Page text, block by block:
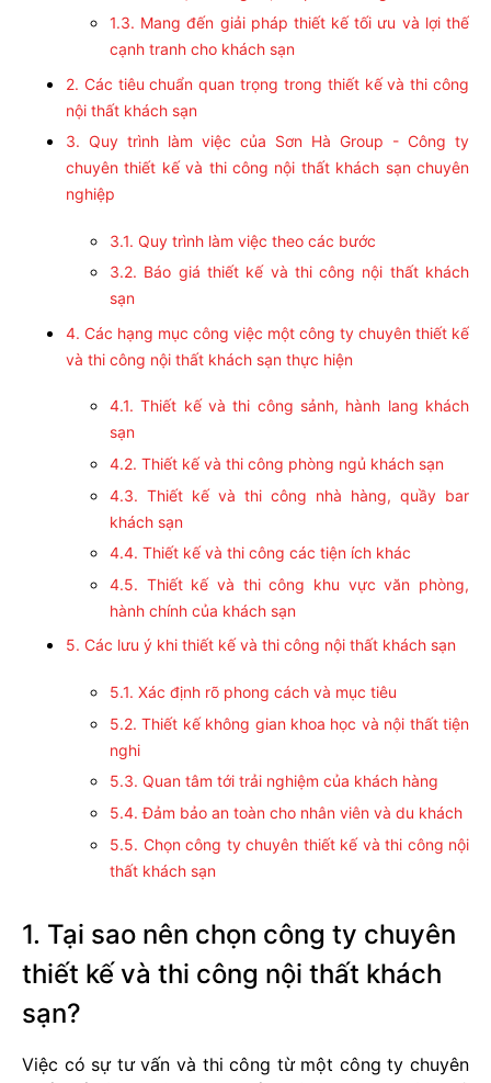
1.3. Mang đến giải pháp thiết kế tối ưu và lợi thế
cạnh tranh cho khách sạn
2. Các tiêu chuẩn quan trọng trong thiết kế và thi công
nội thất khách sạn
3. Quy trình làm việc của Sơn Hà Group - Công ty
chuyên thiết kế và thi công nội thất khách sạn chuyên
nghiệp
3.1. Quy trình làm việc theo các bước
3.2. Báo giá thiết kế và thi công nội thất khách
sạn
4. Các hạng mục công việc một công ty chuyên thiết kế
và thi công nội thất khách sạn thực hiện
4.1. Thiết kế và thi công sảnh, hành lang khách
sạn
4.2. Thiết kế và thi công phòng ngủ khách sạn
4.3. Thiết kế và thi công nhà hàng, quầy bar
khách sạn
4.4. Thiết kế và thi công các tiện ích khác
4.5. Thiết kế và thi công khu vực văn phòng,
hành chính của khách sạn
5. Các lưu ý khi thiết kế và thi công nội thất khách sạn
5.1. Xác định rõ phong cách và mục tiêu
5.2. Thiết kế không gian khoa học và nội thất tiện
nghi
5.3. Quan tâm tới trải nghiệm của khách hàng
5.4. Đảm bảo an toàn cho nhân viên và du khách
5.5. Chọn công ty chuyên thiết kế và thi công nội
thất khách sạn
1. Tại sao nên chọn công ty chuyên
thiết kế và thi công nội thất khách
sạn?
Việc có sự tư vấn và thi công từ một công ty chuyên